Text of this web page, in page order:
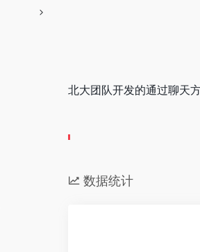
北大团队开发的通过聊天
数据统计